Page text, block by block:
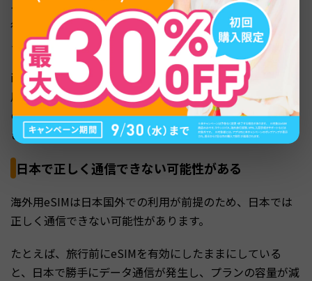
イプがあります。そのため、出発数日前に設定すると、旅
行中に期限が切れてしまう可能性があり、料金が無駄にな
るおそれがあります。
iPhone（iOS16.4以降）は、インストールすると自動で利
用が始まることがあるため注意が必要です。事前にプラン
の仕様を確認し、カウント開始のタイミングを把握してお
きましょう。
日本で正しく通信できない可能性がある
海外用eSIMは日本国外での利用が前提のため、日本では
正しく通信できない可能性があります。
たとえば、旅行前にeSIMを有効にしたままにしている
と、日本で勝手にデータ通信が発生し、プランの容量が減